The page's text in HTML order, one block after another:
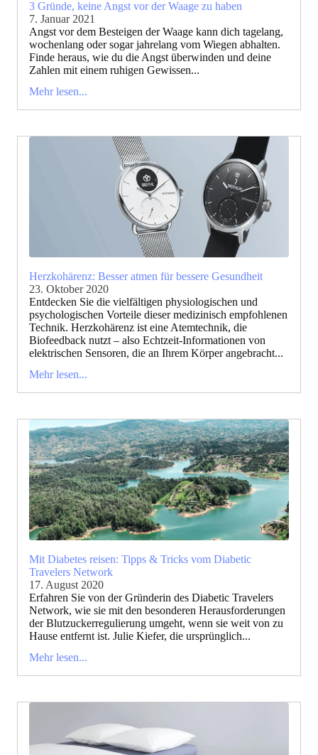
3 Gründe, keine Angst vor der Waage zu haben
7. Januar 2021
Angst vor dem Besteigen der Waage kann dich tagelang,
wochenlang oder sogar jahrelang vom Wiegen abhalten.
Finde heraus, wie du die Angst überwinden und deine
Zahlen mit einem ruhigen Gewissen...
Mehr lesen...
Herzkohärenz: Besser atmen für bessere Gesundheit
23. Oktober 2020
Entdecken Sie die vielfältigen physiologischen und
psychologischen Vorteile dieser medizinisch empfohlenen
Technik. Herzkohärenz ist eine Atemtechnik, die
Biofeedback nutzt – also Echtzeit-Informationen von
elektrischen Sensoren, die an Ihrem Körper angebracht...
Mehr lesen...
Mit Diabetes reisen: Tipps & Tricks vom Diabetic
Travelers Network
17. August 2020
Erfahren Sie von der Gründerin des Diabetic Travelers
Network, wie sie mit den besonderen Herausforderungen
der Blutzuckerregulierung umgeht, wenn sie weit von zu
Hause entfernt ist. Julie Kiefer, die ursprünglich...
Mehr lesen...